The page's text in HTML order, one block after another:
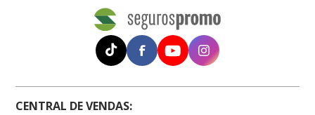
CENTRAL DE VENDAS: